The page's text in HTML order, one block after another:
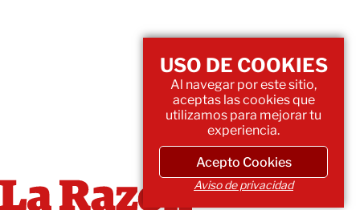
USO DE COOKIES
Al navegar por este sitio,
aceptas las cookies que
utilizamos para mejorar tu
experiencia.
Acepto Cookies
Aviso de privacidad